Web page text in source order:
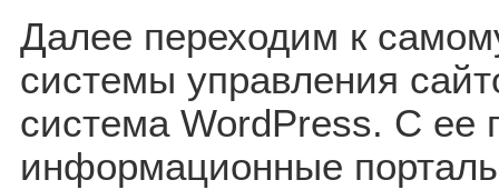
Далее переходим к
системы управления
система WordPress. С
информационные